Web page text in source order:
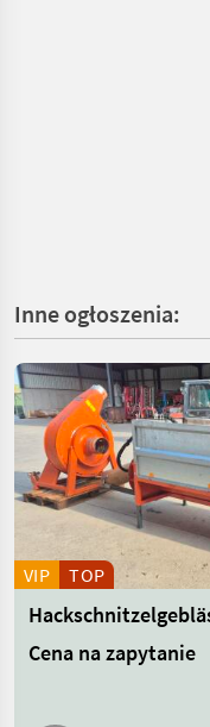
Inne ogłoszenia:
VIP TOP
Cena na zapytanie